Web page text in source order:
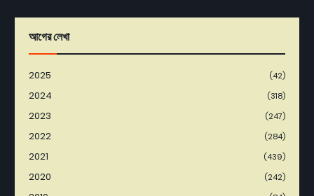
আগের লেখা
2025 (42)
2024 (318)
2023 (247)
2022 (284)
2021 (439)
2020 (242)